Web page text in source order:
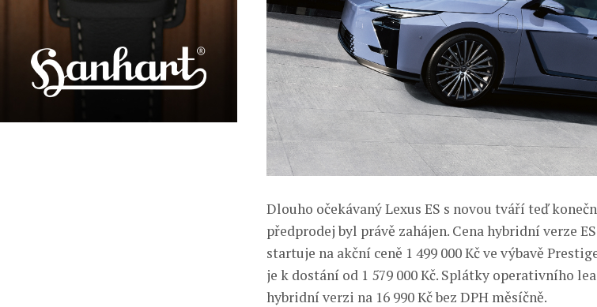
Dlouho očekávaný Lexus ES s novou tváří teď
předprodej byl právě zahájen. Cena hybridní verze
startuje na akční ceně 1 499 000 Kč ve výbavě
je k dostání od 1 579 000 Kč. Splátky operativního
hybridní verzi na 16 990 Kč bez DPH měsíčně.